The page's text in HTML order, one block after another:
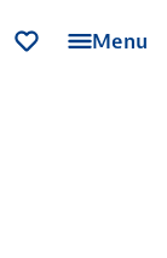
Menu